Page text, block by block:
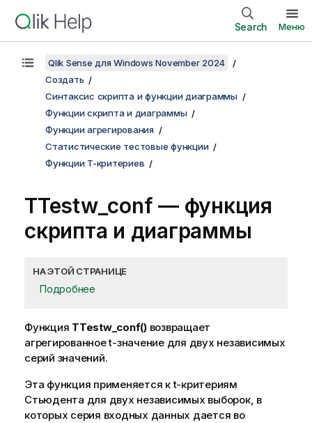
Search Меню
Qlik Sense для Windows November 2024
Создать
Синтаксис скрипта и функции диаграммы
Функции скрипта и диаграммы
Функции агрегирования
Статистические тестовые функции
Функции T-критериев
TTestw_conf — функция
скриптa и диаграммы
НА ЭТОЙ СТРАНИЦЕ
Подробнее
Функция TTestw_conf()возвращает
агрегированное t-значение для двух независимых
серий значений.
Эта функция применяется к t-критериям
Стьюдента для двух независимых выборок, в
которых серия входных данных дается во